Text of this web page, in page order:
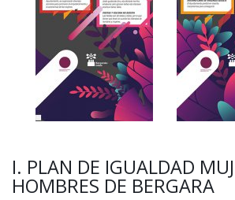
I. PLAN DE IGUALDAD
HOMBRES DE BERGARA